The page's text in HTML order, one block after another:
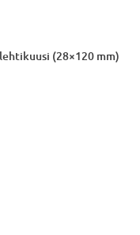
(28×120 mm)